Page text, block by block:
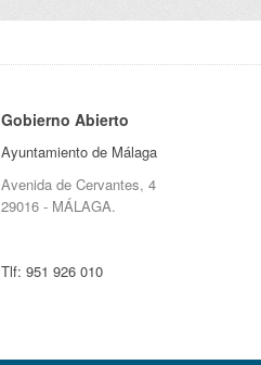
Gobierno Abierto
Ayuntamiento de Málaga
Avenida de Cervantes, 4
29016 - MÁLAGA.
Tlf: 951 926 010